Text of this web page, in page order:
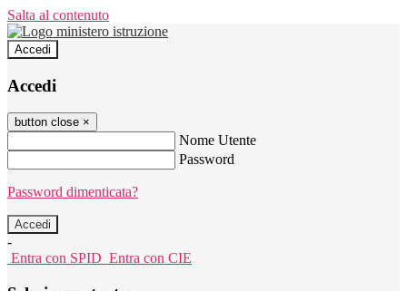
Salta al contenuto
Accedi
Accedi
button close ×
Nome Utente
Password
Password dimenticata?
-
Entra con SPID Entra con CIE